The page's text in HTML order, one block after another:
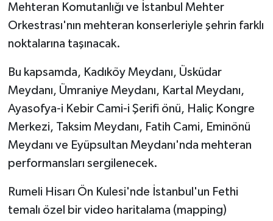
Mehteran Komutanlığı ve İstanbul Mehter
Orkestrası'nın mehteran konserleriyle şehrin farklı
noktalarına taşınacak.
Bu kapsamda, Kadıköy Meydanı, Üsküdar
Meydanı, Ümraniye Meydanı, Kartal Meydanı,
Ayasofya-i Kebir Cami-i Şerifi önü, Haliç Kongre
Merkezi, Taksim Meydanı, Fatih Cami, Eminönü
Meydanı ve Eyüpsultan Meydanı'nda mehteran
performansları sergilenecek.
Rumeli Hisarı Ön Kulesi'nde İstanbul'un Fethi
temalı özel bir video haritalama (mapping)